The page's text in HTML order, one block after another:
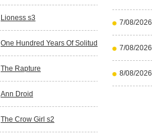
Lioness s3
One Hundred Years Of Solitude part 2
The Rapture
Ann Droid
The Crow Girl s2
7/08/2026
7/08/2026
8/08/2026